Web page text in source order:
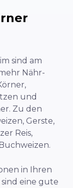
sind am
Nähr-
und
Zu den
Gerste,
Reis,
in Ihren
eine gute